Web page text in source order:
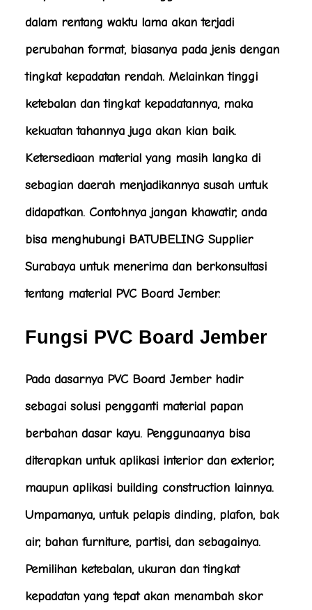
dalam rentang waktu lama akan terjadi
perubahan format, biasanya pada jenis dengan
tingkat kepadatan rendah. Melainkan tinggi
ketebalan dan tingkat kepadatannya, maka
kekuatan tahannya juga akan kian baik.
Ketersediaan material yang masih langka di
sebagian daerah menjadikannya susah untuk
didapatkan. Contohnya jangan khawatir, anda
bisa menghubungi BATUBELING Supplier
Surabaya untuk menerima dan berkonsultasi
tentang material PVC Board Jember.
Fungsi PVC Board Jember
Pada dasarnya PVC Board Jember hadir
sebagai solusi pengganti material papan
berbahan dasar kayu. Penggunaanya bisa
diterapkan untuk aplikasi interior dan exterior,
maupun aplikasi building construction lainnya.
Umpamanya, untuk pelapis dinding, plafon, bak
air, bahan furniture, partisi, dan sebagainya.
Pemilihan ketebalan, ukuran dan tingkat
kepadatan yang tepat akan menambah skor